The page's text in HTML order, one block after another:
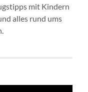
mit Kindern
alles rund ums